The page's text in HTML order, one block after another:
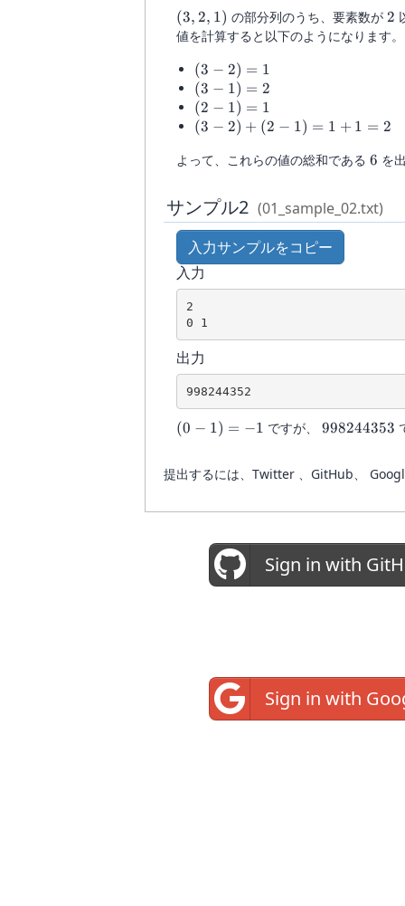
(3,2,1)
(3, 2, 1) の部分列のうち、要素数が 2
2
値を計算すると以下のようになります。
(3-
2)=1
(3 − 2) = 1
(3-
1)=2
(3 − 1) = 2
(2-
1)=1
(2 − 1) = 1
(3-2)+(2-
(3 − 2) + (2 − 1) = 1 + 1 = 2
よって、これらの値の総和である 6
6 を
サンプル2 (01_sample_02.txt)
入力サンプルをコピー
入力
2
0 1
出力
998244352
(0-
(0 − 1) = −1 ですが、 998244353
998244353
提出するには、Twitter 、GitHub、
Sign in with
Sign in with